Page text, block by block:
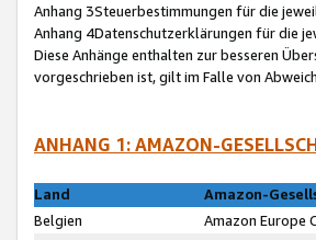
Anhang 3Steuerbestimmungen für die
Anhang 4Datenschutzerklärungen für die
Diese Anhänge enthalten zur besseren
vorgeschrieben ist, gilt im Falle von
ANHANG 1: AMAZON-
Land
Amazon-
Belgien
Amazon Europe